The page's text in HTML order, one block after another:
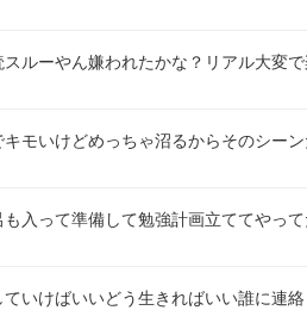
ルーやん嫌われたかな？リアル大変
モいけどめっちゃ沼るからそのシー
入って準備して勉強計画立ててやっ
いけばいいどう生きればいい誰に連